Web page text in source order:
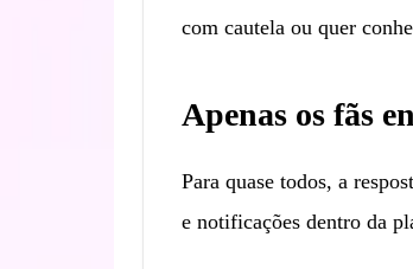
com cautela ou quer
Apenas os fãs
Para quase todos, a
e notificações dentro da